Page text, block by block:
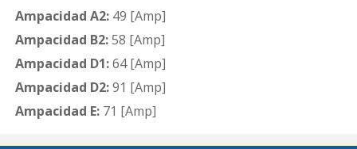
Ampacidad A2: 49 [Amp]
Ampacidad B2:58 [Amp]
Ampacidad D1:64 [Amp]
Ampacidad D2:91 [Amp]
Ampacidad E: 71 [Amp]